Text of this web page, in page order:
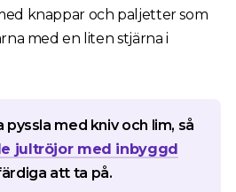
knappar och paljetter som
med en liten stjärna i
pyssla med kniv och lim, så
jultröjor med inbyggd
att ta på.